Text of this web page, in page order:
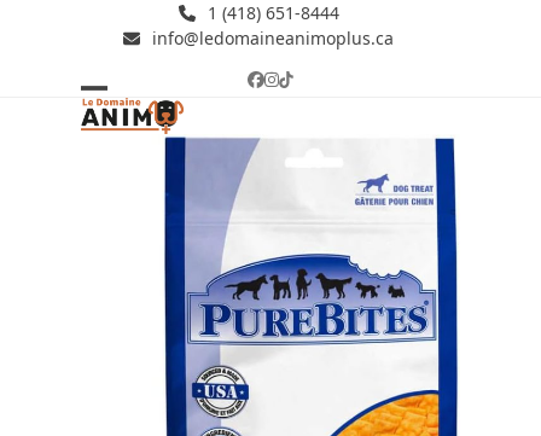
1 (418) 651-8444
info@ledomaineanimoplus.ca
Facebook
Instagram
Tiktok
Open
Close